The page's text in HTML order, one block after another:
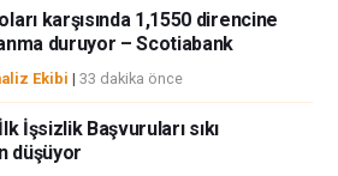
karşısında 1,1550 direncine
duruyor – Scotiabank
Ekibi | 33 dakika önce
İşsizlik Başvuruları sıkı
düşüyor